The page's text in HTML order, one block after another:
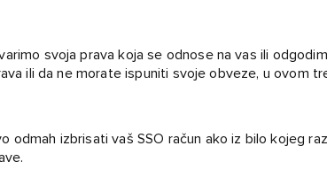
svoja prava koja se odnose na vas ili
ili da ne morate ispuniti svoje obveze, u ovom
odmah izbrisati vaš SSO račun ako iz bilo kojeg